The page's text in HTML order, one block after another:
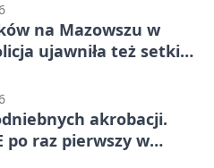
na Mazowszu w
ujawniła też setki
akrobacji.
po raz pierwszy w